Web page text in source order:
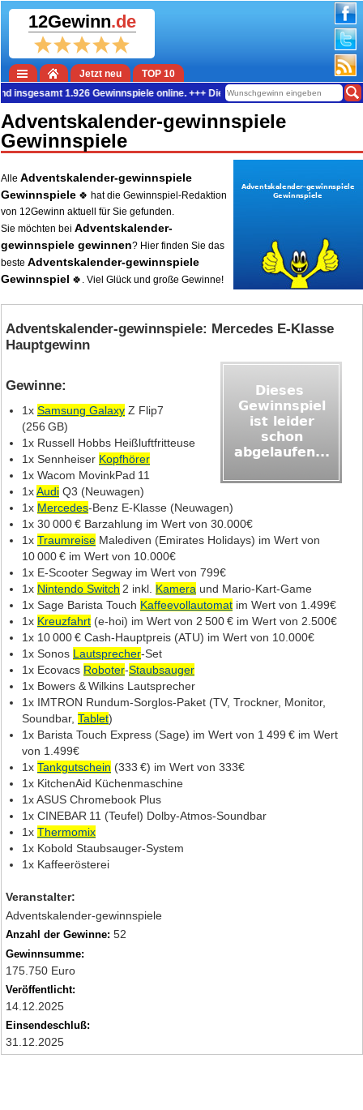
12Gewinn.de
Jetzt neu
TOP 10
1.926 Gewinnspiele online. +++ Die aktuelle Gewinn-Summe
Adventskalender-gewinnspiele
Gewinnspiele
Alle Adventskalender-gewinnspiele
Gewinnspiele 🍀 hat die Gewinnspiel-Redaktion
von 12Gewinn aktuell für Sie gefunden.
Sie möchten bei Adventskalender-
gewinnspiele gewinnen? Hier finden Sie das
beste Adventskalender-gewinnspiele
Gewinnspiel 🍀. Viel Glück und große Gewinne!
Adventskalender-gewinnspiele: Mercedes E‑Klasse
Hauptgewinn
Gewinne:
1x Samsung Galaxy Z Flip7
(256 GB)
1x Russell Hobbs Heißluftfritteuse
1x Sennheiser Kopfhörer
1x Wacom MovinkPad 11
1xAudi Q3 (Neuwagen)
1x Mercedes‑Benz E‑Klasse (Neuwagen)
1x 30 000 € Barzahlung im Wert von 30.000€
1x Traumreise Malediven (Emirates Holidays) im Wert von
10 000 € im Wert von 10.000€
1x E‑Scooter Segway im Wert von 799€
1x Nintendo Switch 2 inkl. Kamera und Mario‑Kart‑Game
1x Sage Barista Touch Kaffeevollautomat im Wert von 1.499€
1x Kreuzfahrt (e‑hoi) im Wert von 2 500 € im Wert von 2.500€
1x 10 000 € Cash‑Hauptpreis (ATU) im Wert von 10.000€
1x Sonos Lautsprecher‑Set
1x Ecovacs Roboter‑Staubsauger
1x Bowers & Wilkins Lautsprecher
1x IMTRON Rundum‑Sorglos‑Paket (TV, Trockner, Monitor,
Soundbar, Tablet)
1x Barista Touch Express (Sage) im Wert von 1 499 € im Wert
von 1.499€
1x Tankgutschein (333 €) im Wert von 333€
1x KitchenAid Küchenmaschine
1x ASUS Chromebook Plus
1x CINEBAR 11 (Teufel) Dolby‑Atmos‑Soundbar
1x Thermomix
1x Kobold Staubsauger‑System
1x Kaffeerösterei
Veranstalter:
Adventskalender-gewinnspiele
Anzahl der Gewinne: 52
Gewinnsumme:
175.750 Euro
Veröffentlicht:
14.12.2025
Einsendeschluß:
31.12.2025